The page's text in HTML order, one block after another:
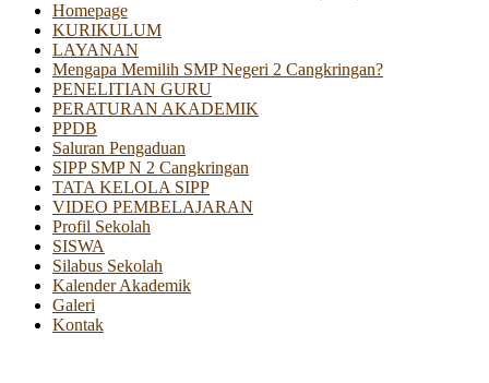
Homepage
KURIKULUM
LAYANAN
Mengapa Memilih SMP Negeri 2 Cangkringan?
PENELITIAN GURU
PERATURAN AKADEMIK
PPDB
Saluran Pengaduan
SIPP SMP N 2 Cangkringan
TATA KELOLA SIPP
VIDEO PEMBELAJARAN
Profil Sekolah
SISWA
Silabus Sekolah
Kalender Akademik
Galeri
Kontak